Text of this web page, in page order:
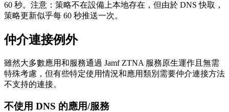
60 秒。注意：策略不在設備上本地存在，但由於 DNS 快取，
策略更新似乎每 60 秒推送一次。
仲介連接例外
雖然大多數應用和服務通過 Jamf ZTNA 服務原生運作且無需
特殊考慮，但有些特定使用情況和應用類別需要仲介連接方法
不支持的連接。
不使用 DNS 的應用/服務